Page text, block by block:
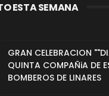
ESTA SEMANA
GRAN CELEBRACION
QUINTA COMPAÑiA DE
BOMBEROS DE LINARES